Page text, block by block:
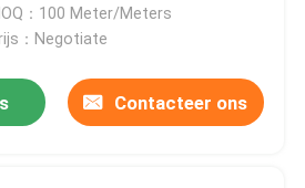
：100 Meter/Meters
：Negotiate
Contacteer ons